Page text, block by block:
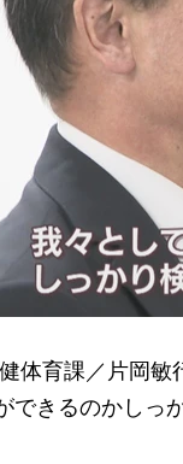
体育課／片岡敏
できるのかしっ